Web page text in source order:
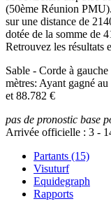
(50ème Réunion
sur une distance de
dotée de la somme de
Retrouvez les résultats
Sable - Corde à
mètres: Ayant gagné
et 88.782 €
pas de pronostic base
Arrivée officielle : 3 -
Partants (15)
Visuturf
Equidegraph
Rapports